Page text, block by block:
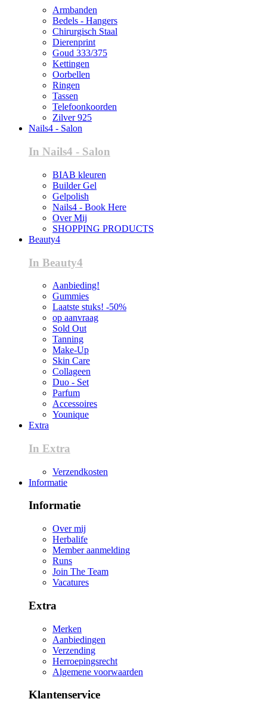
Armbanden
Bedels - Hangers
Chirurgisch Staal
Dierenprint
Goud 333/375
Kettingen
Oorbellen
Ringen
Tassen
Telefoonkoorden
Zilver 925
Nails4 - Salon
In Nails4 - Salon
BIAB kleuren
Builder Gel
Gelpolish
Nails4 - Book Here
Over Mij
SHOPPING PRODUCTS
Beauty4
In Beauty4
Aanbieding!
Gummies
Laatste stuks! -50%
op aanvraag
Sold Out
Tanning
Make-Up
Skin Care
Collageen
Duo - Set
Parfum
Accessoires
Younique
Extra
In Extra
Verzendkosten
Informatie
Informatie
Over mij
Herbalife
Member aanmelding
Runs
Join The Team
Vacatures
Extra
Merken
Aanbiedingen
Verzending
Herroepingsrecht
Algemene voorwaarden
Klantenservice